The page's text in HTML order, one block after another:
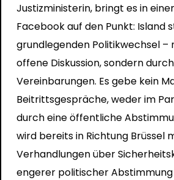
Justizministerin, bringt es in
Facebook auf den Punkt: Island
grundlegenden Politikwechsel –
offene Diskussion, sondern
Vereinbarungen. Es gebe kein
Beitrittsgespräche, weder im
durch eine öffentliche
wird bereits in Richtung Brüssel
Verhandlungen über
engerer politischer Abstimmung